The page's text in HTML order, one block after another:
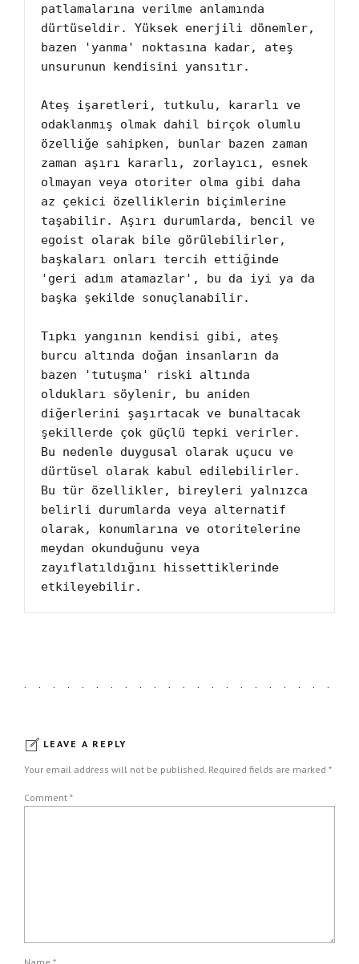
patlamalarına verilme anlamında
dürtüseldir. Yüksek enerjili dönemler,
bazen 'yanma' noktasına kadar, ateş
unsurunun kendisini yansıtır.
Ateş işaretleri, tutkulu, kararlı ve
odaklanmış olmak dahil birçok olumlu
özelliğe sahipken, bunlar bazen zaman
zaman aşırı kararlı, zorlayıcı, esnek
olmayan veya otoriter olma gibi daha
az çekici özelliklerin biçimlerine
taşabilir. Aşırı durumlarda, bencil ve
egoist olarak bile görülebilirler,
başkaları onları tercih ettiğinde
'geri adım atamazlar', bu da iyi ya da
başka şekilde sonuçlanabilir.
Tıpkı yangının kendisi gibi, ateş
burcu altında doğan insanların da
bazen 'tutuşma' riski altında
oldukları söylenir, bu aniden
diğerlerini şaşırtacak ve bunaltacak
şekillerde çok güçlü tepki verirler.
Bu nedenle duygusal olarak uçucu ve
dürtüsel olarak kabul edilebilirler.
Bu tür özellikler, bireyleri yalnızca
belirli durumlarda veya alternatif
olarak, konumlarına ve otoritelerine
meydan okunduğunu veya
zayıflatıldığını hissettiklerinde
etkileyebilir.
LEAVE A REPLY
Your email address will not be published. Required fields are marked *
Comment *